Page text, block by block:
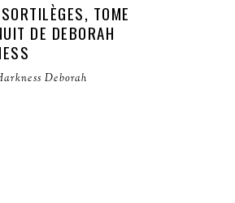
TOME
DE DEBORAH
Deborah